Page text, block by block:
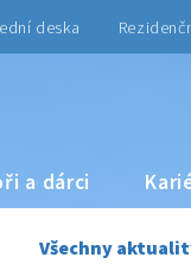
deska
a dárci
Všechny